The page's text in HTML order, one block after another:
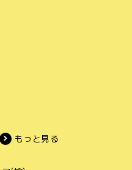
もっと見る